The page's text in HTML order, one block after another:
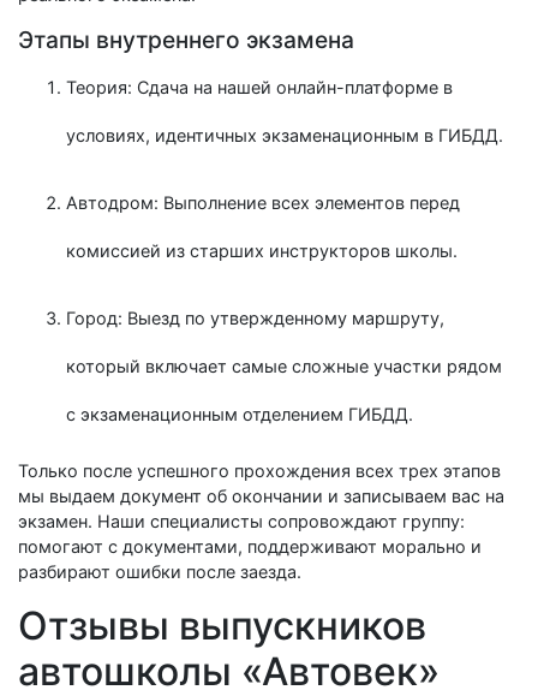
Этапы внутреннего экзамена
Теория: Сдача на нашей онлайн-платформе в
условиях, идентичных экзаменационным в ГИБДД.
Автодром: Выполнение всех элементов перед
комиссией из старших инструкторов школы.
Город: Выезд по утвержденному маршруту,
который включает самые сложные участки рядом
с экзаменационным отделением ГИБДД.
Только после успешного прохождения всех трех этапов
мы выдаем документ об окончании и записываем вас на
экзамен. Наши специалисты сопровождают группу:
помогают с документами, поддерживают морально и
разбирают ошибки после заезда.
Отзывы выпускников
автошколы «Автовек»